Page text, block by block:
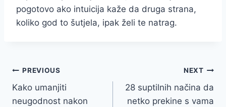
pogotovo ako intuicija kaže da druga strana,
koliko god to šutjela, ipak želi te natrag.
Post
navigation
PREVIOUS
Kako umanjiti
neugodnost nakon
NEXT
28 suptilnih načina da
netko prekine s vama